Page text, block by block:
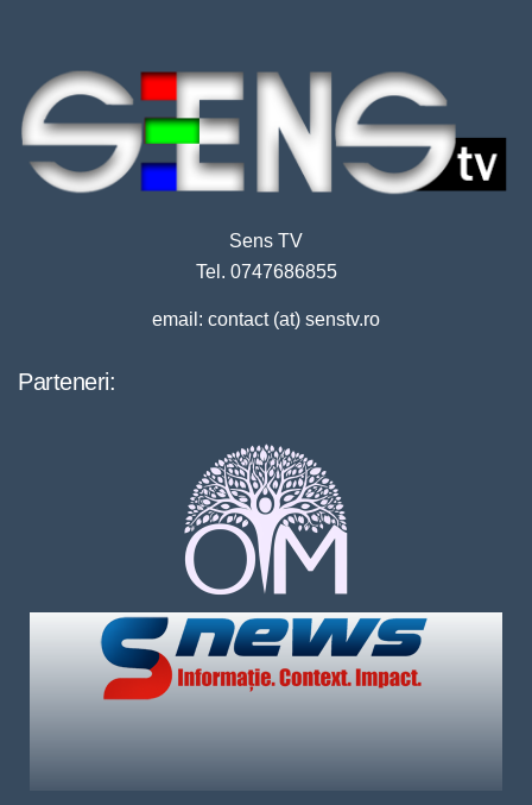
Sens TV
Tel. 0747686855
email: contact (at) senstv.ro
Parteneri: